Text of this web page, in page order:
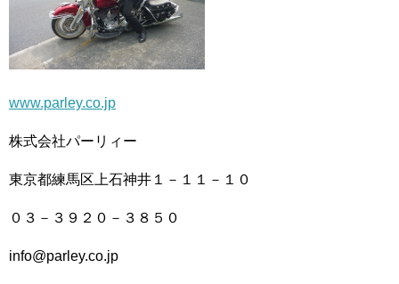
www.parley.co.jp
株式会社パーリィー
東京都練馬区上石神井１－１１－１０
０３－３９２０－３８５０
info@parley.co.jp